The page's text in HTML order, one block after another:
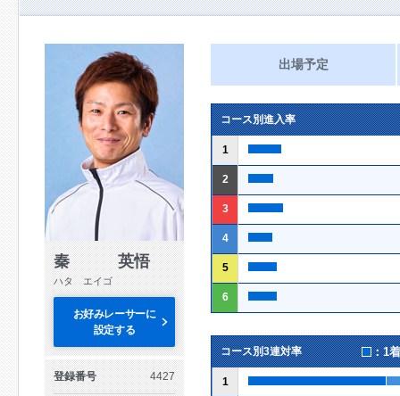
秦 英悟
ハタ エイゴ
お好みレーサーに
設定する
登録番号 4427
出場予定
コース別進入率
1
2
3
4
5
6
コース別3連対率 ：1
1